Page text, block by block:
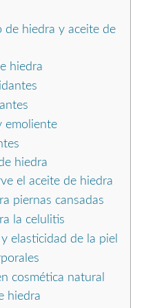
de hiedra y aceite de
hiedra
emoliente
hiedra
el aceite de hiedra
piernas cansadas
la celulitis
elasticidad de la piel
cosmética natural
hiedra